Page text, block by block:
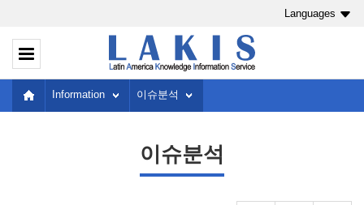
Languages
Information 이슈분석
이슈분석